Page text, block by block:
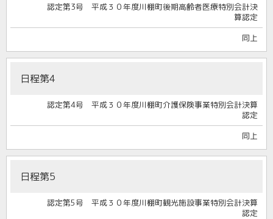
認定第3号 平成３０年度川棚町後期高齢者医療特別会計決
算認定
同上
日程第4
認定第4号 平成３０年度川棚町介護保険事業特別会計決算
認定
同上
日程第5
認定第5号 平成３０年度川棚町観光施設事業特別会計決算
認定